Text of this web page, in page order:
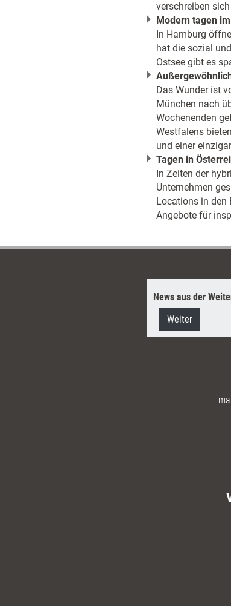
verschreiben
Modern tagen
In Hamburg
hat die sozial
Ostsee gibt es
Das Wunder ist
München nach
Wochenenden
Westfalens
und einer
Tagen in
In Zeiten der
Unternehmen
Locations in den
Angebote für
News aus der
Weiter